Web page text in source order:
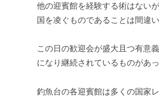
他の迎賓館を経験する術はない
国を凌ぐものであることは間違
この日の歓迎会が盛大且つ有意
になり継続されているものがあ
釣魚台の各迎賓館は多くの国家